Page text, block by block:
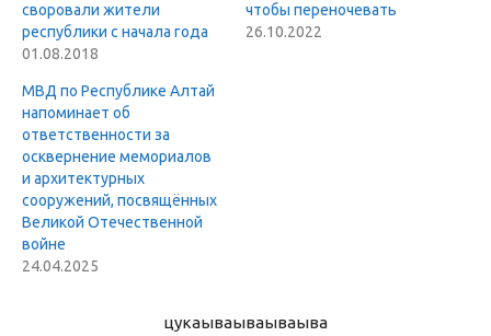
своровали жители
республики с начала года
01.08.2018
чтобы переночевать
26.10.2022
МВД по Республике Алтай
напоминает об
ответственности за
осквернение мемориалов
и архитектурных
сооружений, посвящённых
Великой Отечественной
войне
24.04.2025
цукаываываываыва